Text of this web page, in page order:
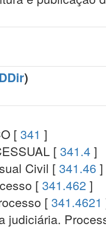
)
[ 341 ]
[ 341.4 ]
Civil [ 341.46 ]
[ 341.462 ]
[ 341.4621
judiciária.